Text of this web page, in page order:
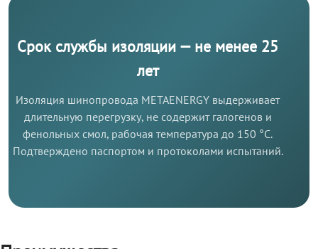
Срок службы изоляции — не менее 25
лет
Изоляция шинопровода METAENERGY выдерживает
длительную перегрузку, не содержит галогенов и
фенольных смол, рабочая температура до 150 °C.
Подтверждено паспортом и протоколами испытаний.